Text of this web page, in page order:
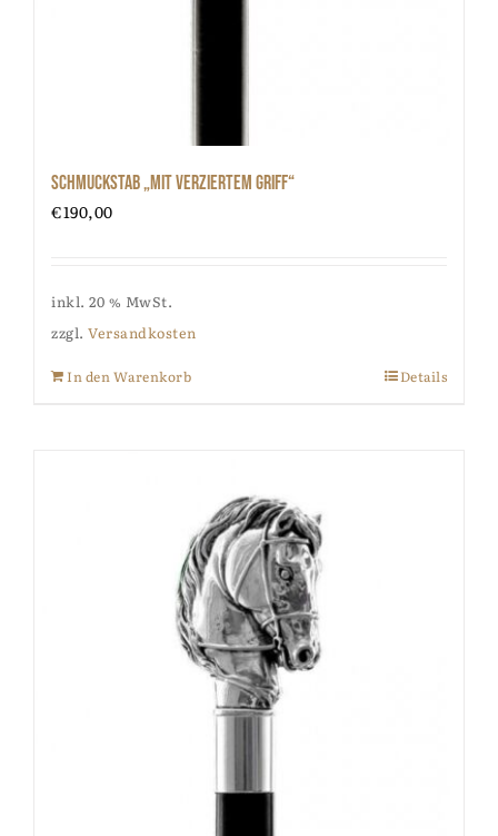
Schmuckstab „mit verziertem Griff“
€190,00
inkl. 20 % MwSt.
zzgl. Versandkosten
In den Warenkorb Details